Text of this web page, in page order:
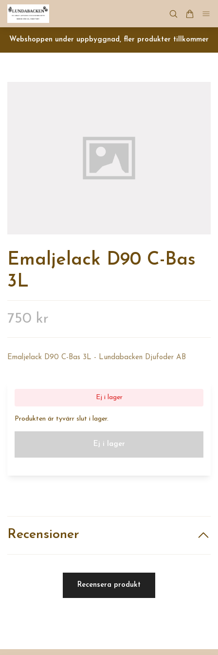
Webshoppen under uppbyggnad, fler produkter tillkommer
Emaljelack D90 C-Bas
3L
750 kr
Emaljelack D90 C-Bas 3L - Lundabacken Djufoder AB
Ej i lager
Produkten är tyvärr slut i lager.
Ej i lager
Recensioner
Recensera produkt